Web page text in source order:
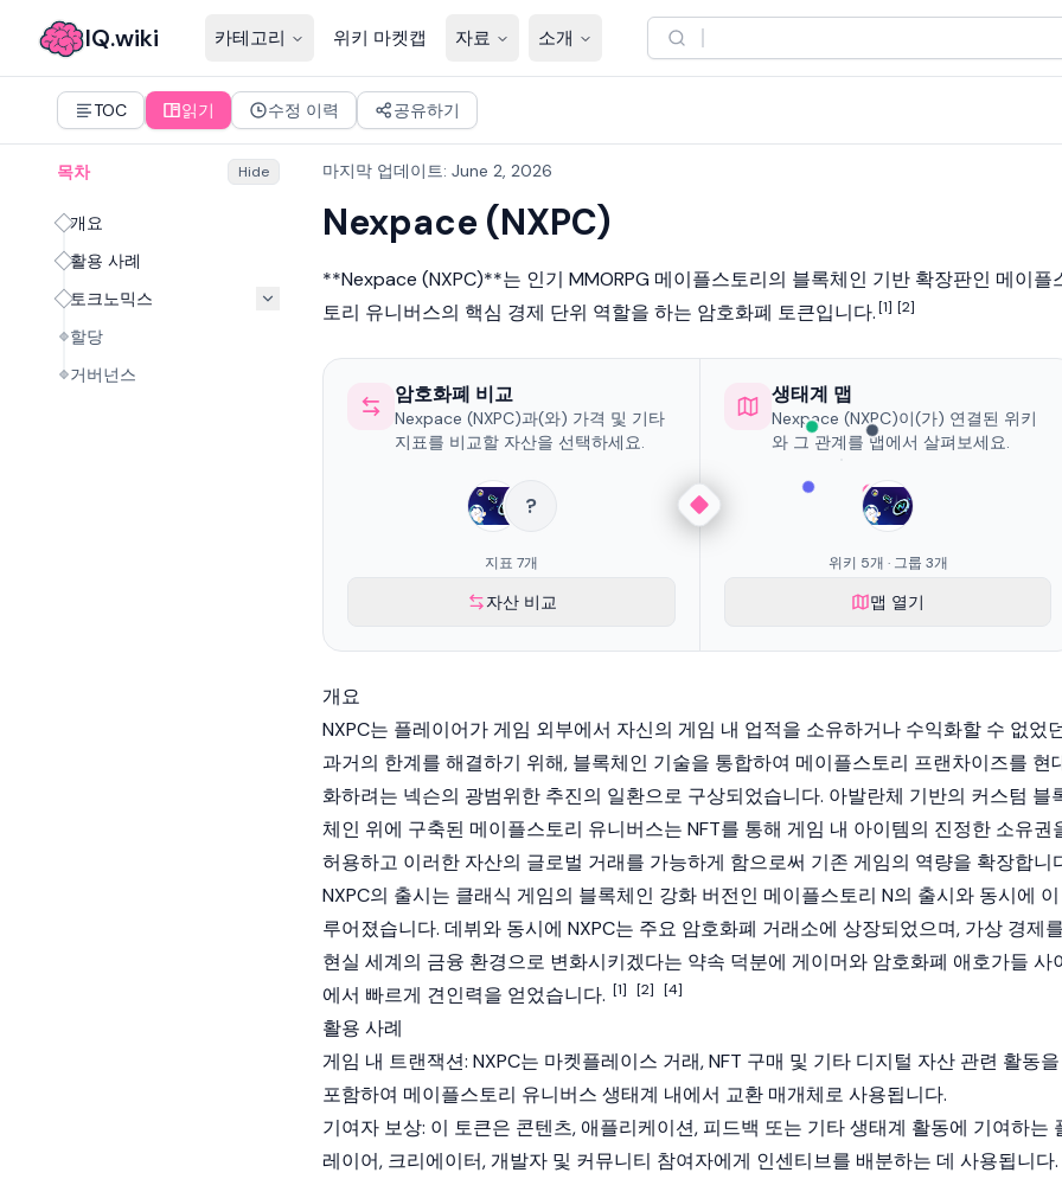
IQ.wiki 카테고리 위키 마켓캡 자료 소개
TOC 읽기 수정 이력 공유하기
목차 Hide
개요
활용 사례
토크노믹스
할당
거버넌스
마지막 업데이트: June 2, 2026
Nexpace (NXPC)
**Nexpace (NXPC)**는 인기 MMORPG 메이플스토리의 블록체인 기반 확장판인 메이플
토리 유니버스의 핵심 경제 단위 역할을 하는 암호화폐 토큰입니다.[1] [2]
암호화폐 비교
Nexpace (NXPC)과(와) 가격 및 기타
지표를 비교할 자산을 선택하세요.
?
지표 7개
자산 비교
생태계 맵
Nexpace (NXPC)이(가) 연결된 위키
와 그 관계를 맵에서 살펴보세요.
위키 5개 · 그룹 3개
맵 열기
개요
NXPC는 플레이어가 게임 외부에서 자신의 게임 내 업적을 소유하거나 수익화할 수 없었
과거의 한계를 해결하기 위해, 블록체인 기술을 통합하여 메이플스토리 프랜차이즈를 현
화하려는 넥슨의 광범위한 추진의 일환으로 구상되었습니다. 아발란체 기반의 커스텀 블
체인 위에 구축된 메이플스토리 유니버스는 NFT를 통해 게임 내 아이템의 진정한 소유권
허용하고 이러한 자산의 글로벌 거래를 가능하게 함으로써 기존 게임의 역량을 확장합니
NXPC의 출시는 클래식 게임의 블록체인 강화 버전인 메이플스토리 N의 출시와 동시에 이
루어졌습니다. 데뷔와 동시에 NXPC는 주요 암호화폐 거래소에 상장되었으며, 가상 경제를
현실 세계의 금융 환경으로 변화시키겠다는 약속 덕분에 게이머와 암호화폐 애호가들 사
에서 빠르게 견인력을 얻었습니다. [1] [2] [4]
활용 사례
게임 내 트랜잭션: NXPC는 마켓플레이스 거래, NFT 구매 및 기타 디지털 자산 관련 활동을
포함하여 메이플스토리 유니버스 생태계 내에서 교환 매개체로 사용됩니다.
기여자 보상: 이 토큰은 콘텐츠, 애플리케이션, 피드백 또는 기타 생태계 활동에 기여하는
레이어, 크리에이터, 개발자 및 커뮤니티 참여자에게 인센티브를 배분하는 데 사용됩니다.